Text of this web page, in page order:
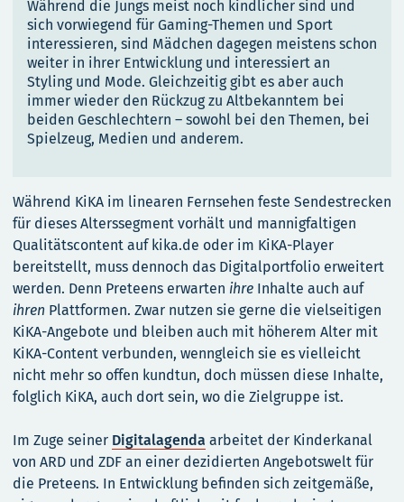
Während die Jungs meist noch kindlicher sind und
sich vorwiegend für Gaming-Themen und Sport
interessieren, sind Mädchen dagegen meistens schon
weiter in ihrer Entwicklung und interessiert an
Styling und Mode. Gleichzeitig gibt es aber auch
immer wieder den Rückzug zu Altbekanntem bei
beiden Geschlechtern – sowohl bei den Themen, bei
Spielzeug, Medien und anderem.
Während KiKA im linearen Fernsehen feste Sendestrecken
für dieses Alterssegment vorhält und mannigfaltigen
Qualitätscontent auf kika.de oder im KiKA-Player
bereitstellt, muss dennoch das Digitalportfolio erweitert
werden. Denn Preteens erwarten ihre Inhalte auch auf
ihren Plattformen. Zwar nutzen sie gerne die vielseitigen
KiKA-Angebote und bleiben auch mit höherem Alter mit
KiKA-Content verbunden, wenngleich sie es vielleicht
nicht mehr so offen kundtun, doch müssen diese Inhalte,
folglich KiKA, auch dort sein, wo die Zielgruppe ist.
Im Zuge seiner Digitalagenda arbeitet der Kinderkanal
von ARD und ZDF an einer dezidierten Angebotswelt für
die Preteens. In Entwicklung befinden sich zeitgemäße,